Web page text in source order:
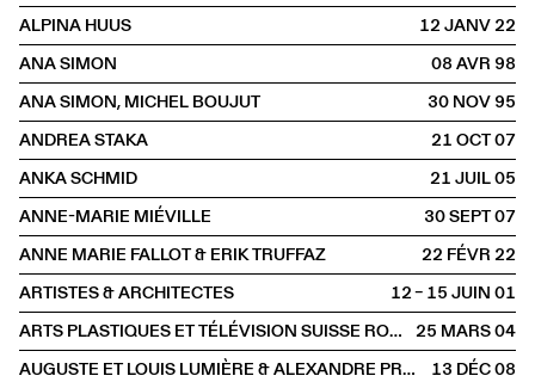
ALPINA HUUS
12 JANV2022
ANA SIMON
08 AVR1998
ANA SIMON, MICHEL BOUJUT
30 NOV1995
ANDREA STAKA
21 OCT2007
ANKA SCHMID
21 JUIL2005
ANNE-MARIE MIÉVILLE
30 SEPT2007
ANNE MARIE FALLOT & ERIK TRUFFAZ
22 FÉVR2022
ARTISTES & ARCHITECTES
12 – 15 JUIN2001
ARTS PLASTIQUES ET TÉLÉVISION SUISSE ROMANDE
25 MARS2004
AUGUSTE ET LOUIS LUMIÈRE & ALEXANDRE PROMIO
13 DÉC2008